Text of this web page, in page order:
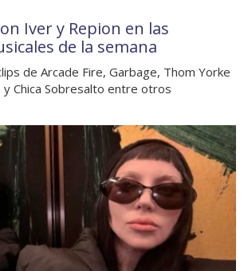
Iver y Repion en las
de la semana
de Arcade Fire, Garbage, Thom Yorke
Chica Sobresalto entre otros